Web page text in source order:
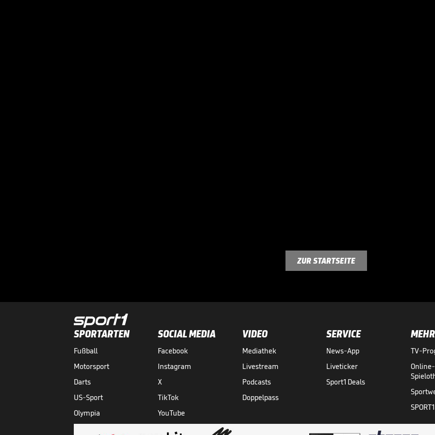
ZUR STARTSEITE
SPORTARTEN
Fußball
Motorsport
Darts
US-Sport
Olympia
SOCIAL MEDIA
Facebook
Instagram
X
TikTok
YouTube
VIDEO
Mediathek
Livestream
Podcasts
Doppelpass
SERVICE
News-App
Liveticker
Sport1 Deals
MEHR
TV-